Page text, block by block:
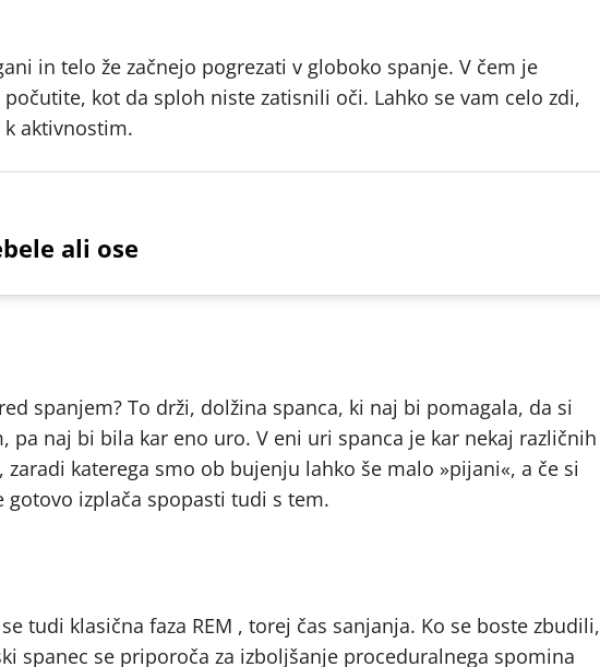
in telo že začnejo pogrezati v globoko spanje. V čem je
kot da sploh niste zatisnili oči. Lahko se vam celo zdi,
aktivnostim.
ali ose
spanjem? To drži, dolžina spanca, ki naj bi pomagala, da si
naj bi bila kar eno uro. V eni uri spanca je kar nekaj različnih
katerega smo ob bujenju lahko še malo »pijani«, a če si
izplača spopasti tudi s tem.
tudi klasična faza REM , torej čas sanjanja. Ko se boste zbudili,
spanec se priporoča za izboljšanje proceduralnega spomina